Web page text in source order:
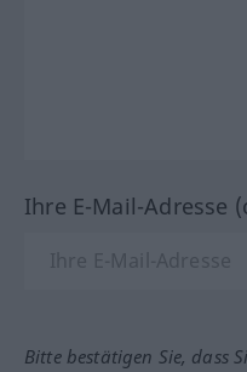
Ihre E-Mail-Adresse
Bitte bestätigen Sie, dass